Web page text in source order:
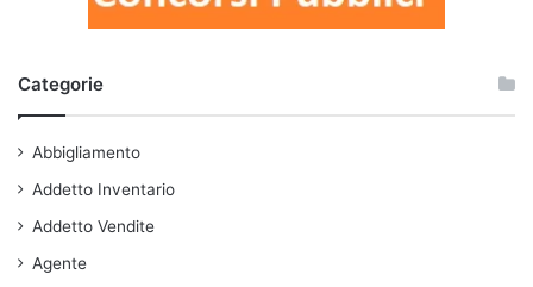
Categorie
Abbigliamento
Addetto Inventario
Addetto Vendite
Agente